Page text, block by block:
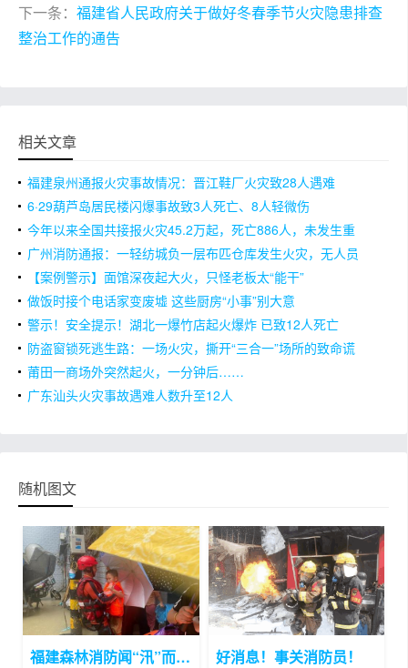
下一条： 福建省人民政府关于做好冬春季节火灾隐患排查
整治工作的通告
相关文章
福建泉州通报火灾事故情况：晋江鞋厂火灾致28人遇难
6·29葫芦岛居民楼闪爆事故致3人死亡、8人轻微伤
今年以来全国共接报火灾45.2万起，死亡886人，未发生重
大及以上火灾事故
广州消防通报：一轻纺城负一层布匹仓库发生火灾，无人员
伤亡
【案例警示】面馆深夜起大火，只怪老板太“能干”
做饭时接个电话家变废墟 这些厨房“小事”别大意
警示！安全提示！湖北一爆竹店起火爆炸 已致12人死亡
防盗窗锁死逃生路：一场火灾，撕开“三合一”场所的致命谎
言
莆田一商场外突然起火，一分钟后……
广东汕头火灾事故遇难人数升至12人
随机图文
福建森林消防闻“汛”而动 争分夺秒转移民众 好消息！事关消防员！